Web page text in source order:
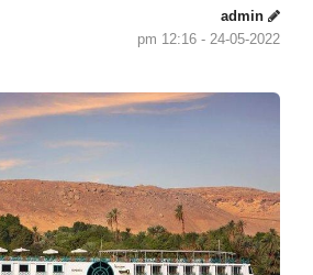
admin
24-05-2022 - 12:16 pm